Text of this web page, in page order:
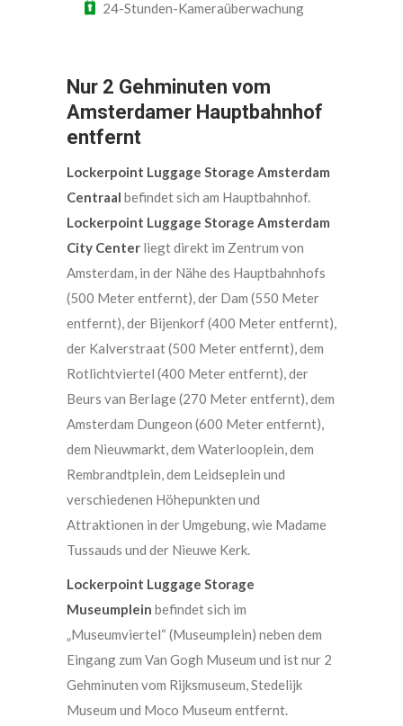
24-Stunden-Kameraüberwachung
Nur 2 Gehminuten vom
Amsterdamer Hauptbahnhof
entfernt
Lockerpoint Luggage Storage Amsterdam
Centraal befindet sich am Hauptbahnhof.
Lockerpoint Luggage Storage Amsterdam
City Center liegt direkt im Zentrum von
Amsterdam, in der Nähe des Hauptbahnhofs
(500 Meter entfernt), der Dam (550 Meter
entfernt), der Bijenkorf (400 Meter entfernt),
der Kalverstraat (500 Meter entfernt), dem
Rotlichtviertel (400 Meter entfernt), der
Beurs van Berlage (270 Meter entfernt), dem
Amsterdam Dungeon (600 Meter entfernt),
dem Nieuwmarkt, dem Waterlooplein, dem
Rembrandtplein, dem Leidseplein und
verschiedenen Höhepunkten und
Attraktionen in der Umgebung, wie Madame
Tussauds und der Nieuwe Kerk.
Lockerpoint Luggage Storage
Museumplein befindet sich im
„Museumviertel“ (Museumplein) neben dem
Eingang zum Van Gogh Museum und ist nur 2
Gehminuten vom Rijksmuseum, Stedelijk
Museum und Moco Museum entfernt.